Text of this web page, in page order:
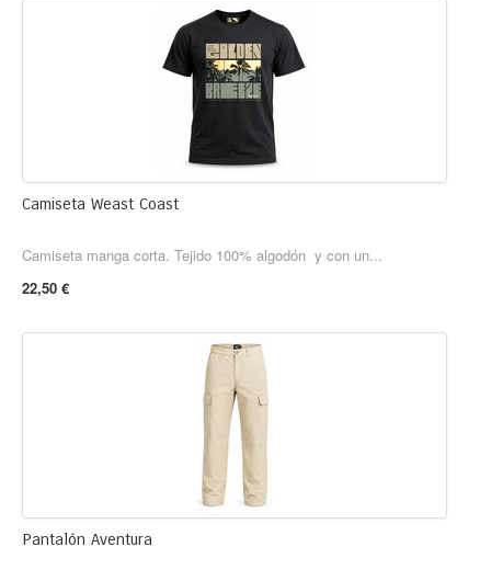
Camiseta Weast Coast
Camiseta manga corta. Tejido 100% algodón y con un...
22,50 €
Pantalón Aventura